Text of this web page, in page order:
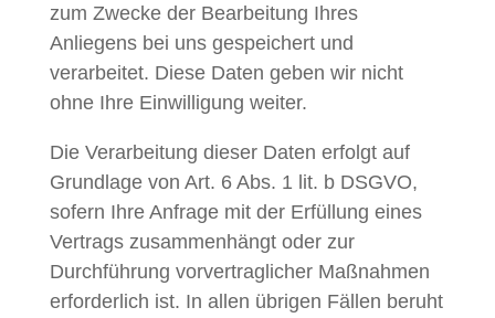
zum Zwecke der Bearbeitung Ihres
Anliegens bei uns gespeichert und
verarbeitet. Diese Daten geben wir nicht
ohne Ihre Einwilligung weiter.
Die Verarbeitung dieser Daten erfolgt auf
Grundlage von Art. 6 Abs. 1 lit. b DSGVO,
sofern Ihre Anfrage mit der Erfüllung eines
Vertrags zusammenhängt oder zur
Durchführung vorvertraglicher Maßnahmen
erforderlich ist. In allen übrigen Fällen beruht